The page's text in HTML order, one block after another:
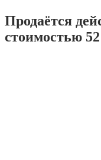
Продаётся
стоимостью